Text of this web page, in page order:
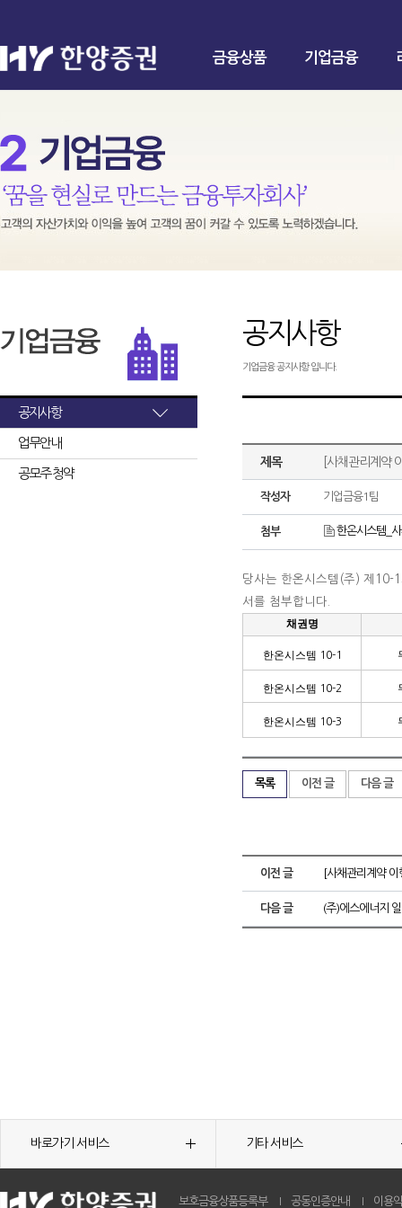
금융상품 기업금융
공지사항
업무안내
공모주 청약
공지사항
기업금융 공지사항 입니다.
제목 [사채관리계약
작성자 기업금융1팀
첨부 한온시스템_
당사는 한온시스템 (주 ) 제 10-1
서를 첨부합니다
채권명
한온시스템 10-1
한온시스템 10-2
한온시스템 10-3
목록 이전 글 다음 글
이전 글 [사채관리계약
다음 글 (주)에스에너지
바로가기 서비스 기타 서비스
보호금융상품등록부 공동인증안내 이용